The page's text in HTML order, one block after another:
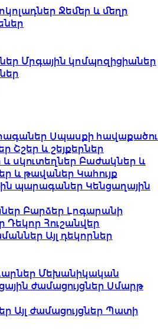
Ջեմեր և մեղր
Մրգային կոմպոզիցիաներ
Սպասքի հավաքածու
Շշեր և շեյքերներ
սկուտեղներ Բաժակներ և
և թավաներ Կահույք
պարագաներ Կենցաղային
Բարձեր Լոգարանի
Դեկոր Հուշանվեր
Այլ դեկորներ
Մեխանիկական
ժամացույցներ Սմարթ
Այլ ժամացույցներ Պատի